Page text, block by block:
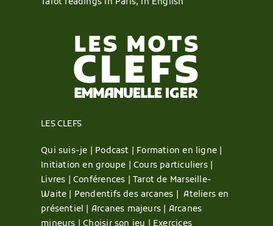
LES CLEFS
Qui suis-je | Podcast | Formation en ligne |
Initiation en groupe |Cours particuliers |
Livres |Conférences |Tarot de Marseille-
Waite | Pendentifs des arcanes |Ateliers en
présentiel | Arcanes majeurs | Arcanes